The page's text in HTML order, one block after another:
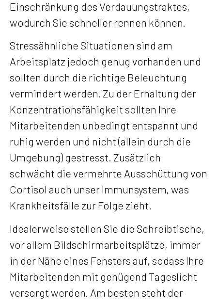
Einschränkung des Verdauungstraktes,
wodurch Sie schneller rennen können.
Stressähnliche Situationen sind am
Arbeitsplatz jedoch genug vorhanden und
sollten durch die richtige Beleuchtung
vermindert werden. Zu der Erhaltung der
Konzentrationsfähigkeit sollten Ihre
Mitarbeitenden unbedingt entspannt und
ruhig werden und nicht (allein durch die
Umgebung) gestresst. Zusätzlich
schwächt die vermehrte Ausschüttung von
Cortisol auch unser Immunsystem, was
Krankheitsfälle zur Folge zieht.
Idealerweise stellen Sie die Schreibtische,
vor allem Bildschirmarbeitsplätze, immer
in der Nähe eines Fensters auf, sodass Ihre
Mitarbeitenden mit genügend Tageslicht
versorgt werden. Am besten steht der